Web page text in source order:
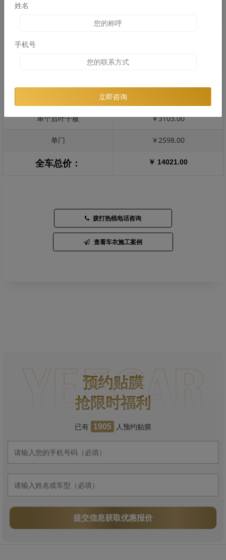
单个后叶子板 ￥3103.00
单门 ￥2598.00
全车总价： ￥ 14021.00
拨打热线电话咨询
查看车衣施工案例
预约贴膜
抢限时福利
已有 1905 人预约贴膜
提交信息获取优惠报价
姓名
手机号
立即咨询